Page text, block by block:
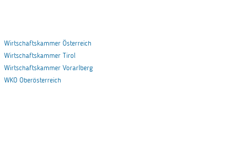
Wirtschaftskammer Österreich
Wirtschaftskammer Tirol
Wirtschaftskammer Vorarlberg
WKO Oberösterreich